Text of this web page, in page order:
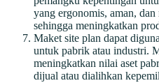
yang ergonomis, aman,
sehingga meningkatkan
Maket site plan dapat
untuk pabrik atau industri.
meningkatkan nilai aset
dijual atau dialihkan